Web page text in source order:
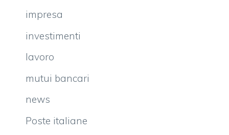
impresa
investimenti
lavoro
mutui bancari
news
Poste italiane